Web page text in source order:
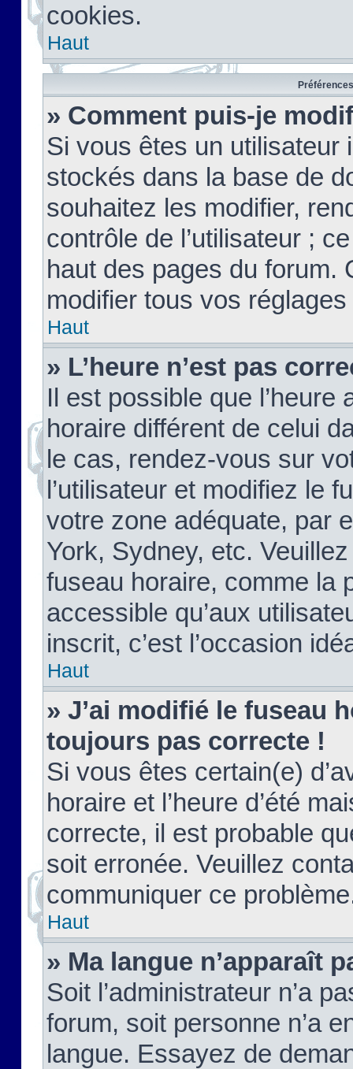
cookies.
Haut
» Comment puis-je
Si vous êtes un
stockés dans la base de
souhaitez les modifier,
contrôle de l’utilisateur ;
haut des pages du forum.
modifier tous vos
Haut
» L’heure n’est pas
Il est possible que
horaire différent de celui
le cas, rendez-vous sur
l’utilisateur et modifiez le
votre zone adéquate, par
York, Sydney, etc.
fuseau horaire, comme la
accessible qu’aux
inscrit, c’est l’occasion
Haut
» J’ai modifié le fuseau
toujours pas correcte !
Si vous êtes certain(e)
horaire et l’heure d’été
correcte, il est probable
soit erronée. Veuillez
communiquer ce
Haut
» Ma langue n’apparaît
Soit l’administrateur n’a
forum, soit personne n’a
langue. Essayez de